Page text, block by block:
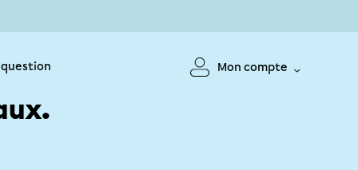
question Mon compte